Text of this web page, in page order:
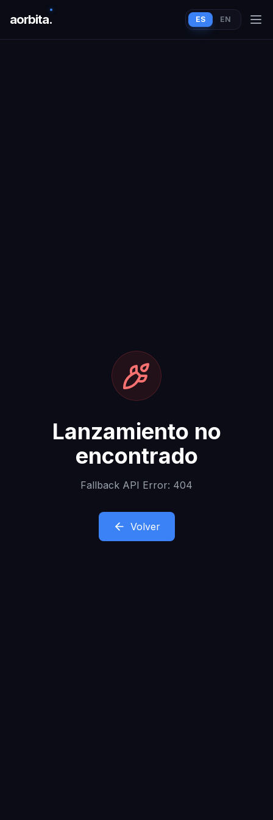
aorbita. ES EN
Lanzamiento no
encontrado
Fallback API Error: 404
Volver